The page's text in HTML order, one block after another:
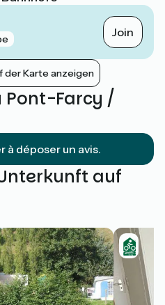
Join
der Karte anzeigen
Pont-Farcy /
à déposer un avis.
auf